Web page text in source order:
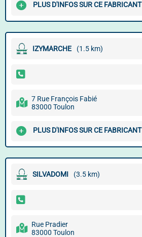
PLUS D'INFOS SUR CE FABRICANT
IZYMARCHE (1.5 km)
7 Rue François Fabié
83000 Toulon
PLUS D'INFOS SUR CE FABRICANT
SILVADOMI (3.5 km)
Rue Pradier
83000 Toulon